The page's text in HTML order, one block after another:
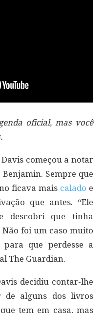
oficial, mas você
começou a notar
Sempre que
ficava mais calado e
que antes. “Ele
descobri que tinha
foi um caso muito
que perdesse a
The Guardian.
decidiu contar-lhe
de alguns dos livros
tem em casa, mas